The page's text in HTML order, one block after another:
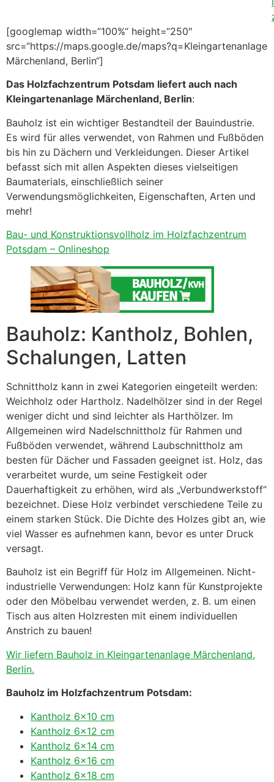
[googlemap width=“100%“ height=“250″
src=“https://maps.google.de/maps?q=Kleingartenanlage
Märchenland, Berlin“]
Das Holzfachzentrum Potsdam liefert auch nach
Kleingartenanlage Märchenland, Berlin:
Bauholz ist ein wichtiger Bestandteil der Bauindustrie.
Es wird für alles verwendet, von Rahmen und Fußböden
bis hin zu Dächern und Verkleidungen. Dieser Artikel
befasst sich mit allen Aspekten dieses vielseitigen
Baumaterials, einschließlich seiner
Verwendungsmöglichkeiten, Eigenschaften, Arten und
mehr!
Bau- und Konstruktionsvollholz im Holzfachzentrum
Potsdam – Onlineshop
Bauholz: Kantholz, Bohlen,
Schalungen, Latten
Schnittholz kann in zwei Kategorien eingeteilt werden:
Weichholz oder Hartholz. Nadelhölzer sind in der Regel
weniger dicht und sind leichter als Harthölzer. Im
Allgemeinen wird Nadelschnittholz für Rahmen und
Fußböden verwendet, während Laubschnittholz am
besten für Dächer und Fassaden geeignet ist. Holz, das
verarbeitet wurde, um seine Festigkeit oder
Dauerhaftigkeit zu erhöhen, wird als „Verbundwerkstoff“
bezeichnet. Diese Holz verbindet verschiedene Teile zu
einem starken Stück. Die Dichte des Holzes gibt an, wie
viel Wasser es aufnehmen kann, bevor es unter Druck
versagt.
Bauholz ist ein Begriff für Holz im Allgemeinen. Nicht-
industrielle Verwendungen: Holz kann für Kunstprojekte
oder den Möbelbau verwendet werden, z. B. um einen
Tisch aus alten Holzresten mit einem individuellen
Anstrich zu bauen!
Wir liefern Bauholz in Kleingartenanlage Märchenland,
Berlin.
Bauholz im Holzfachzentrum Potsdam:
Kantholz 6×10 cm
Kantholz 6×12 cm
Kantholz 6×14 cm
Kantholz 6×16 cm
Kantholz 6×18 cm